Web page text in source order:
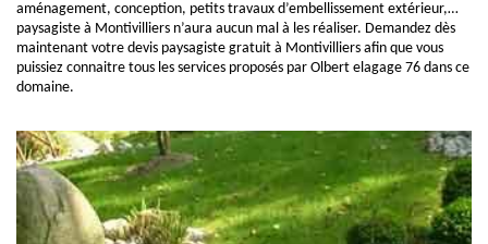
aménagement, conception, petits travaux d’embellissement extérieur,…
paysagiste à Montivilliers n’aura aucun mal à les réaliser. Demandez dès
maintenant votre devis paysagiste gratuit à Montivilliers afin que vous
puissiez connaitre tous les services proposés par Olbert elagage 76 dans ce
domaine.